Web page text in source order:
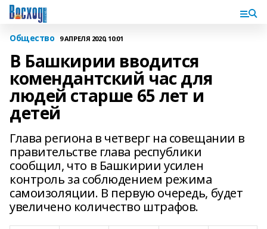
Общество 9 АПРЕЛЯ 2020, 10:01
В Башкирии вводится
комендантский час для
людей старше 65 лет и
детей
Глава региона в четверг на совещании в
правительстве глава республики
сообщил, что в Башкирии усилен
контроль за соблюдением режима
самоизоляции. В первую очередь, будет
увеличено количество штрафов.